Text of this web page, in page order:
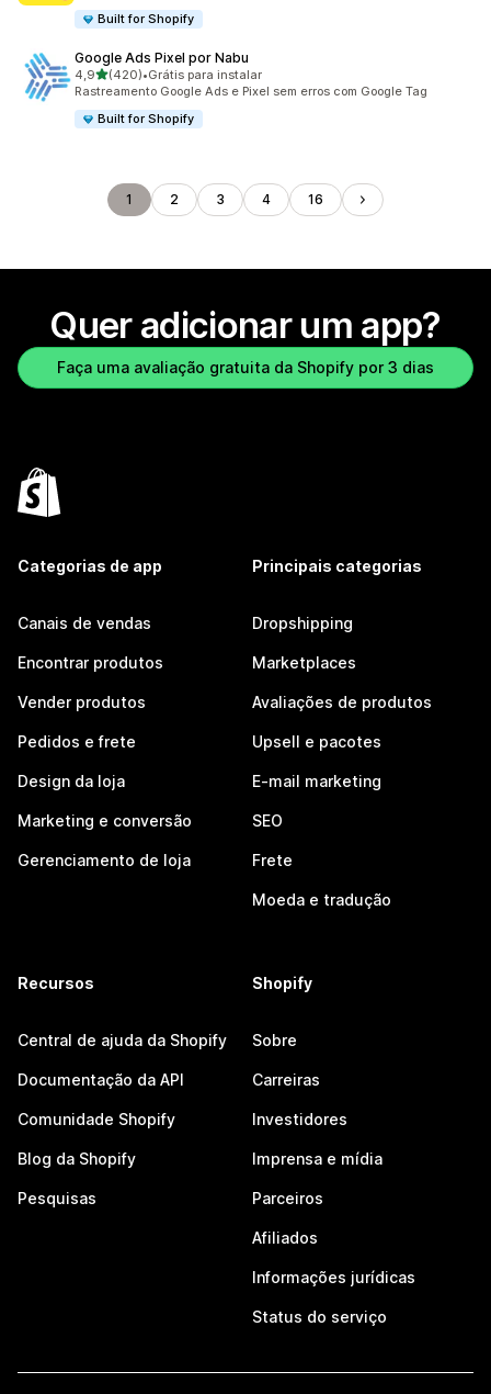
Built for Shopify
Google Ads Pixel por Nabu
4,9de 5 estrelas
(420)
420 avaliações ao todo
•Grátis para instalar
Rastreamento Google Ads e Pixel sem erros com Google Tag
Built for Shopify
1 2 3 4 16
Quer adicionar um app?
Faça uma avaliação gratuita da Shopify por 3 dias
Categorias de app
Canais de vendas
Encontrar produtos
Vender produtos
Pedidos e frete
Design da loja
Marketing e conversão
Gerenciamento de loja
Principais categorias
Dropshipping
Marketplaces
Avaliações de produtos
Upsell e pacotes
E-mail marketing
SEO
Frete
Moeda e tradução
Recursos
Central de ajuda da Shopify
Documentação da API
Comunidade Shopify
Blog da Shopify
Pesquisas
Shopify
Sobre
Carreiras
Investidores
Imprensa e mídia
Parceiros
Afiliados
Informações jurídicas
Status do serviço